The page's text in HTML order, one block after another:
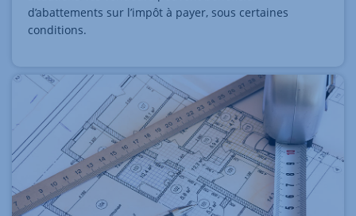
d’abattements sur l’impôt à payer, sous certaines
conditions.